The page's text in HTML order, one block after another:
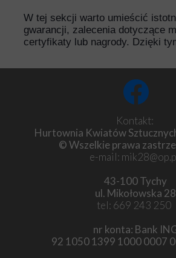
W tej sekcji warto umieścić
gwarancji, zalecenia dotyczące
certyfikaty lub nagrody. Dzięki
Kontakt:
Hurtownia Kwiatów
© Wszelkie prawa
e-mail:
43-100 Tychy
ul. Mikołowska 28
tel: 669 243 250
nr konta: Bank
92 1050 1399 1000 0007